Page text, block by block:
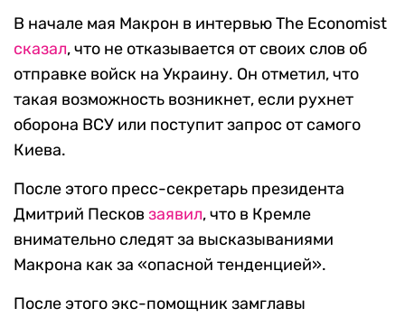
В начале мая Макрон в интервью The Economist
сказал, что не отказывается от своих слов об
отправке войск на Украину. Он отметил, что
такая возможность возникнет, если рухнет
оборона ВСУ или поступит запрос от самого
Киева.
После этого пресс-секретарь президента
Дмитрий Песков заявил, что в Кремле
внимательно следят за высказываниями
Макрона как за «опасной тенденцией».
После этого экс-помощник замглавы